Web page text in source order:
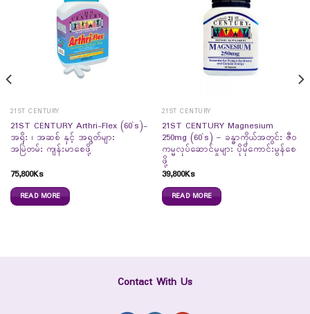
21ST CENTURY
21ST CENTURY Arthri-Flex (60`s)-
အရိုး ၊ အဆစ် နှင့် အရွတ်များ
အမြဲတမ်း ကျန်းမာစေဖို့
75,800Ks
READ MORE
21ST CENTURY
21ST CENTURY Magnesium
250mg (60`s) – ခန္ဓာကိုယ်အတွင်း ဇီဝ
ကမ္မလုပ်ဆောင်မှုများ ပိုမိုကောင်းမွန်စေ
ဖို့
39,800Ks
READ MORE
Contact With Us